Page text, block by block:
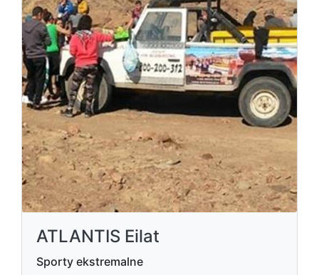
ATLANTIS Eilat
Sporty ekstremalne